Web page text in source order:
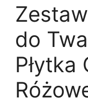
do
Płytka